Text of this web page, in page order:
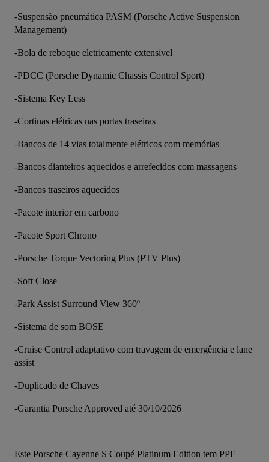
-Suspensão pneumática PASM (Porsche Active Suspension
Management)
-Bola de reboque eletricamente extensível
-PDCC (Porsche Dynamic Chassis Control Sport)
-Sistema Key Less
-Cortinas elétricas nas portas traseiras
-Bancos de 14 vias totalmente elétricos com memórias
-Bancos dianteiros aquecidos e arrefecidos com massagens
-Bancos traseiros aquecidos
-Pacote interior em carbono
-Pacote Sport Chrono
-Porsche Torque Vectoring Plus (PTV Plus)
-Soft Close
-Park Assist Surround View 360º
-Sistema de som BOSE
-Cruise Control adaptativo com travagem de emergência e lane
assist
-Duplicado de Chaves
-Garantia Porsche Approved até 30/10/2026
Este Porsche Cayenne S Coupé Platinum Edition tem PPF